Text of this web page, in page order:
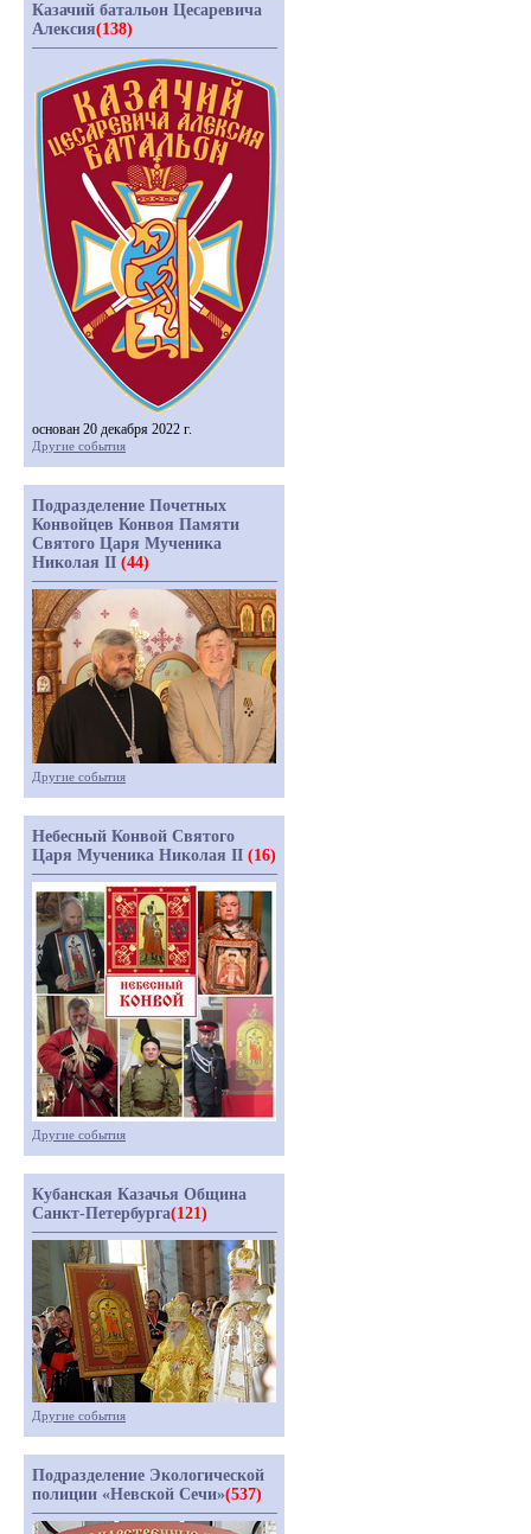
Казачий батальон Цесаревича
Алексия(138)
основан 20 декабря 2022 г.
Другие события
Подразделение Почетных
Конвойцев Конвоя Памяти
Святого Царя Мученика
Николая II (44)
Другие события
Небесный Конвой Святого
Царя Мученика Николая II (16)
Другие события
Кубанская Казачья Община
Санкт-Петербурга(121)
Другие события
Подразделение Экологической
полиции «Невской Сечи»(537)